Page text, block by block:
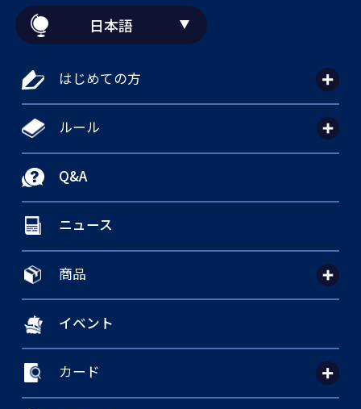
日本語
はじめての方
ルール
Q&A
ニュース
商品
イベント
カード